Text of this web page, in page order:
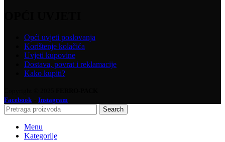
Opći uvjeti poslovanja
Korištenje kolačića
Uvjeti kupovine
Dostava, povrat i reklamacije
Kako kupiti?
Facebook
Instagram
Search
Menu
Kategorije